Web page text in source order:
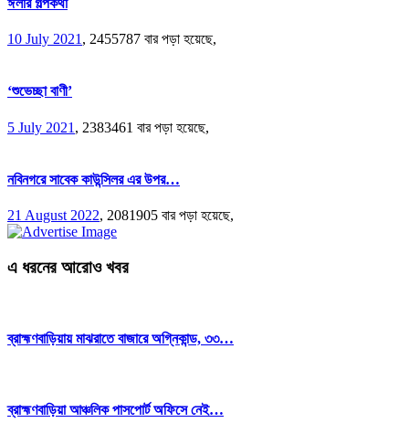
10 July 2021 , 2455787 বার পড়া হয়েছে,
‘শুভেচ্ছা বাণী’
5 July 2021 , 2383461 বার পড়া হয়েছে,
নবিনগরে সাবেক কাউন্সিলর এর উপর…
21 August 2022, 2081905 বার পড়া হয়েছে,
এ ধরনের আরোও খবর
ব্রাহ্মণবাড়িয়ায় মাঝরাতে বাজারে অগ্নিকান্ড, ৩৩…
ব্রাহ্মণবাড়িয়া আঞ্চলিক পাসপোর্ট অফিসে নেই…